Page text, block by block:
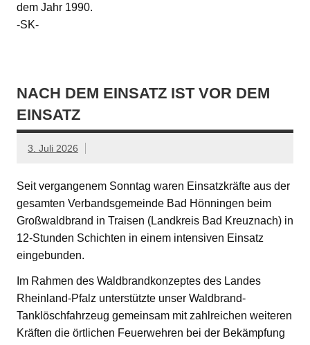
dem Jahr 1990.
-SK-
NACH DEM EINSATZ IST VOR DEM
EINSATZ
3. Juli 2026
Seit vergangenem Sonntag waren Einsatzkräfte aus der
gesamten Verbandsgemeinde Bad Hönningen beim
Großwaldbrand in Traisen (Landkreis Bad Kreuznach) in
12-Stunden Schichten in einem intensiven Einsatz
eingebunden.
Im Rahmen des Waldbrandkonzeptes des Landes
Rheinland-Pfalz unterstützte unser Waldbrand-
Tanklöschfahrzeug gemeinsam mit zahlreichen weiteren
Kräften die örtlichen Feuerwehren bei der Bekämpfung